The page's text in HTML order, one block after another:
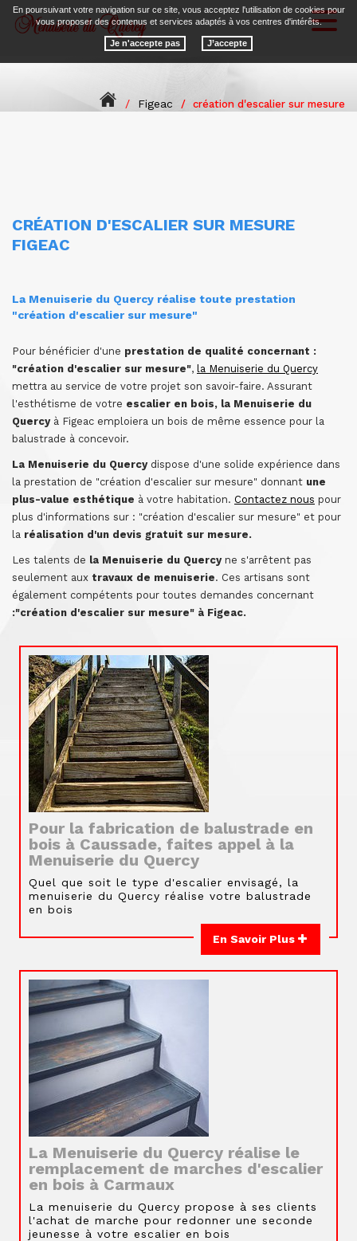
Figeac création d'escalier sur mesure
CRÉATION D'ESCALIER SUR MESURE
FIGEAC
La Menuiserie du Quercy réalise toute prestation
"création d'escalier sur mesure"
Pour bénéficier d'une prestation de qualité concernant :
"création d'escalier sur mesure", la Menuiserie du Quercy
mettra au service de votre projet son savoir-faire. Assurant
l'esthétisme de votre escalier en bois, la Menuiserie du
Quercyà Figeac emploiera un bois de même essence pour la
balustrade à concevoir.
La Menuiserie du Quercydispose d'une solide expérience dans
la prestation de "création d'escalier sur mesure" donnant une
plus-value esthétique à votre habitation. Contactez nous pour
plus d'informations sur : "création d'escalier sur mesure" et pour
la réalisation d'un devis gratuit sur mesure.
Les talents de la Menuiserie du Quercyne s'arrêtent pas
seulement aux travaux de menuiserie. Ces artisans sont
également compétents pour toutes demandes concernant
:"création d'escalier sur mesure" à Figeac.
Pour la fabrication de balustrade en
bois à Caussade, faites appel à la
Menuiserie du Quercy
Quel que soit le type d'escalier envisagé, la
menuiserie du Quercy réalise votre balustrade
en bois
En Savoir Plus
La Menuiserie du Quercy réalise le
remplacement de marches d'escalier
en bois à Carmaux
La menuiserie du Quercy propose à ses clients
l'achat de marche pour redonner une seconde
jeunesse à votre escalier en bois
En poursuivant votre navigation sur ce site, vous acceptez l'utilisation de cookies pour
vous proposer des contenus et services adaptés à vos centres d'intérêts.
Je n'accepte pas